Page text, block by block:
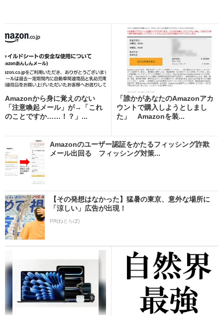
Amazonから身に覚えのない
「注意喚起メール」が→「これ
のことですか……！？」...
「誰かがあなたのAmazonアカ
ウントで購入しようとしまし
た」 Amazonを装...
Amazonのユーザー認証をかたるフィッシング詐欺
メール出回る フィッシング対策...
【その発想はなかった】猛暑の東京、意外な場所に
「涼しい」広告が出現！
PR(ねとらぼ)